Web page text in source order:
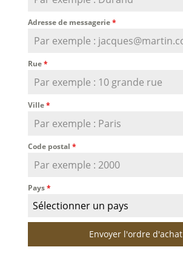
Adresse de messagerie*
Rue*
Ville*
Code postal *
Pays*
Sélectionner un pays
Envoyer l'ordre d'achat